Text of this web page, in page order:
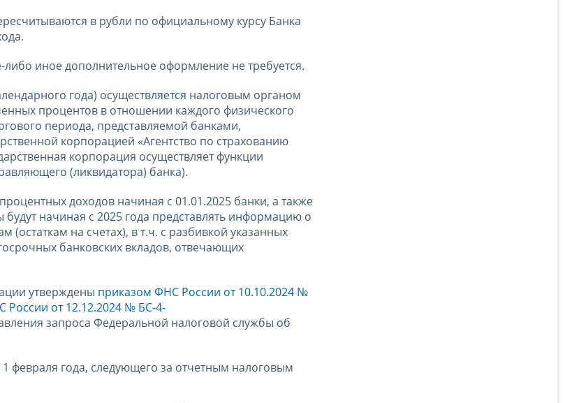
в рубли по официальному курсу Банка
иное дополнительное оформление не требуется.
года) осуществляется налоговым органом
процентов в отношении каждого физического
периода, представляемой банками,
корпорацией «Агентство по страхованию
корпорация осуществляет функции
(ликвидатора) банка).
доходов начиная с 01.01.2025 банки, а также
начиная с 2025 года представлять информацию о
на счетах), в т.ч. с разбивкой указанных
банковских вкладов, отвечающих
утверждены приказом ФНС России от10.10.2024 №
России от12.12.2024 № БС-4-
запроса Федеральной налоговой службы об
февраля года, следующего за отчетным налоговым